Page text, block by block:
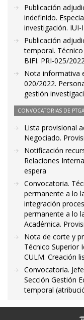
Publicación
indefinido.
investigación.
Publicación
temporal.
BIFI. PRI-025/
Nota informativa
020/2022.
gestión
CONVOCATORIAS DE
Lista provisional
Negociado.
Notificación
Relaciones
espera
Convocatoria.
permanente a lo
integración
permanente a lo
Académica.
Nota de corte y
Técnico Superior
CULM. Creación
Convocatoria.
Sección Gestión
temporal